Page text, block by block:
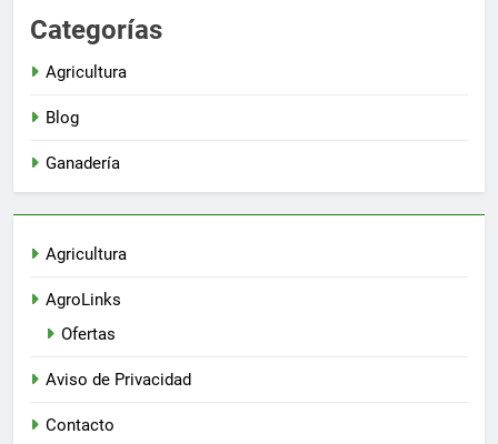
Categorías
Agricultura
Blog
Ganadería
Agricultura
AgroLinks
Ofertas
Aviso de Privacidad
Contacto